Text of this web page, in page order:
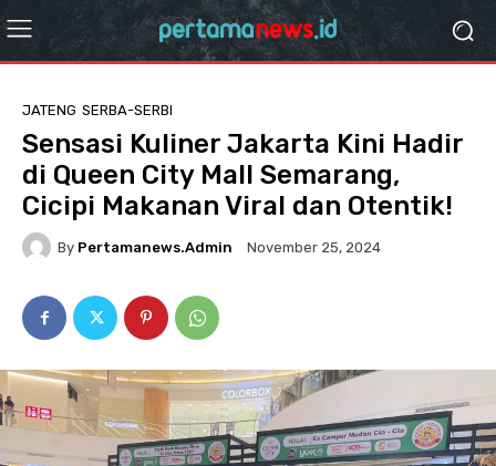
JATENG SERBA-SERBI
Sensasi Kuliner Jakarta Kini Hadir
di Queen City Mall Semarang,
Cicipi Makanan Viral dan Otentik!
By Pertamanews.admin November 25, 2024